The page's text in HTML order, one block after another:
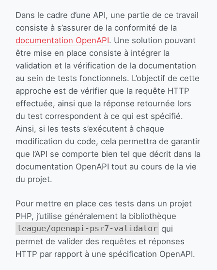
Dans le cadre d’une API, une partie de ce travail
consiste à s’assurer de la conformité de la
documentation OpenAPI. Une solution pouvant
être mise en place consiste à intégrer la
validation et la vérification de la documentation
au sein de tests fonctionnels. L’objectif de cette
approche est de vérifier que la requête HTTP
effectuée, ainsi que la réponse retournée lors
du test correspondent à ce qui est spécifié.
Ainsi, si les tests s’exécutent à chaque
modification du code, cela permettra de garantir
que l’API se comporte bien tel que décrit dans la
documentation OpenAPI tout au cours de la vie
du projet.
Pour mettre en place ces tests dans un projet
PHP, j’utilise généralement la bibliothèque
league/openapi-psr7-validator qui
permet de valider des requêtes et réponses
HTTP par rapport à une spécification OpenAPI.